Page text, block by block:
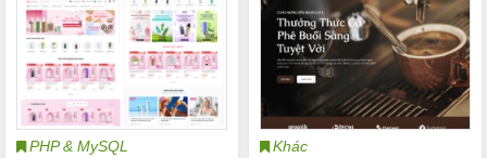
PHP & MySQL
Khác